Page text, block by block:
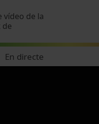
vídeo de la
de
En directe